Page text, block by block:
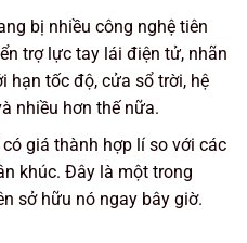
bị nhiều công nghệ tiên
trợ lực tay lái điện tử, nhãn
hạn tốc độ, cửa sổ trời, hệ
nhiều hơn thế nữa.
giá thành hợp lí so với các
khúc. Đây là một trong
sở hữu nó ngay bây giờ.